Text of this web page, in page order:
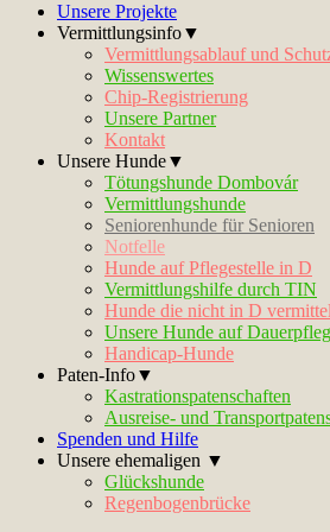
Unsere Projekte
Vermittlungsinfo▼
Vermittlungsablauf und
Wissenswertes
Chip-Registrierung
Unsere Partner
Kontakt
Unsere Hunde▼
Tötungshunde Dombovár
Vermittlungshunde
Seniorenhunde für Senioren
Notfelle
Hunde auf Pflegestelle in D
Vermittlungshilfe durch TIN
Hunde die nicht in D
Unsere Hunde auf
Handicap-Hunde
Paten-Info▼
Kastrationspatenschaften
Ausreise- und
Spenden und Hilfe
Unsere ehemaligen ▼
Glückshunde
Regenbogenbrücke